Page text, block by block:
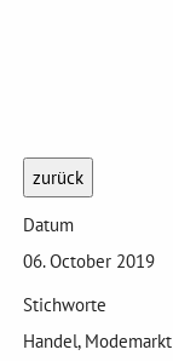
zurück
Datum
06. October 2019
Stichworte
Handel, Modemarkt